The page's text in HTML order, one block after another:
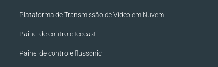
Plataforma de Transmissão de Vídeo em Nuvem
Painel de controle Icecast
Painel de controle flussonic